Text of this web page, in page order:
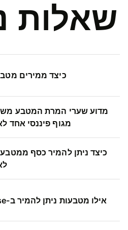
שאלות
כיצד ממירים
מדוע שערי המרת המטבע
מגוף פיננסי אחד
כיצד ניתן להמיר כסף ממטבע
אילו מטבעות ניתן להמיר ב-Wise?